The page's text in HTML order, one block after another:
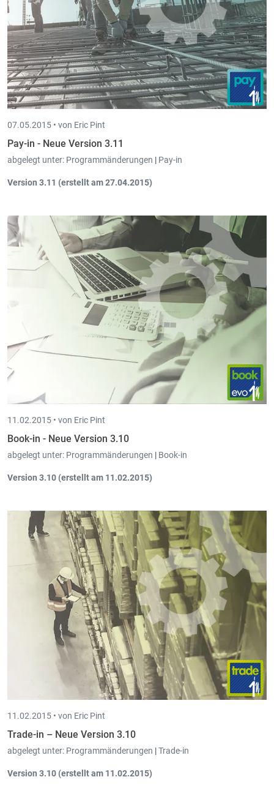
07.05.2015 • von Eric Pint
Pay-in - Neue Version 3.11
abgelegt unter: Programmänderungen | Pay-in
Version 3.11 (erstellt am 27.04.2015)
effektivem Betrag der Krankengelderstattung".
Bei der Auswertung CCSS von Rückgabedateien vom Typ
CALCUL, können diese nach dem Schließen der Auswertung
abgespeichert werden. Anschließend können Sie mit dem
neuen Ausdruckdietheoretischen und effektiven Beträge der
Krankengelderstattungvergleichen.
11.02.2015 • von Eric Pint
Book-in - Neue Version 3.10
abgelegt unter: Programmänderungen | Book-in
Version 3.10 (erstellt am 11.02.2015)
der kompletten CODA-Datei:
11.02.2015 • von Eric Pint
Trade-in – Neue Version 3.10
abgelegt unter: Programmänderungen |Trade-in
Version 3.10 (erstellt am 11.02.2015)